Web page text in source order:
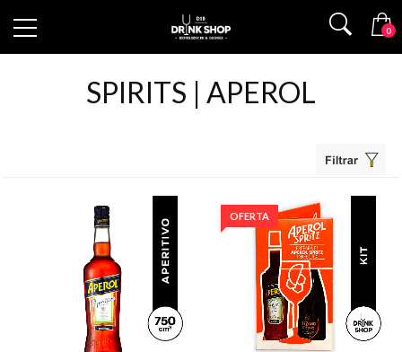
0
SPIRITS | APEROL
OFERTA